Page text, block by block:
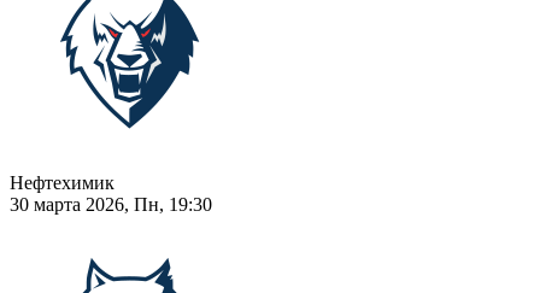
Нефтехимик
30 марта 2026, Пн, 19:30